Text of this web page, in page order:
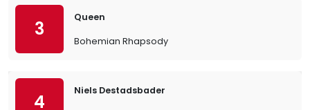
3
Queen
Bohemian Rhapsody
4
Niels Destadsbader